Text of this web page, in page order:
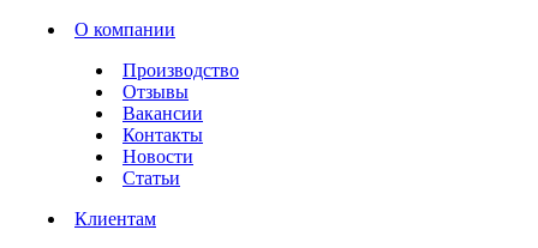
О компании
Производство
Отзывы
Вакансии
Контакты
Новости
Статьи
Клиентам